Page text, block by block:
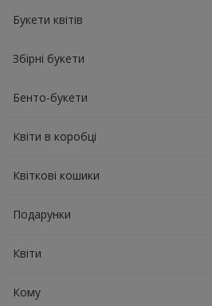
Букети квітів
Збірні букети
Бенто-букети
Квіти в коробці
Квіткові кошики
Подарунки
Квіти
Кому